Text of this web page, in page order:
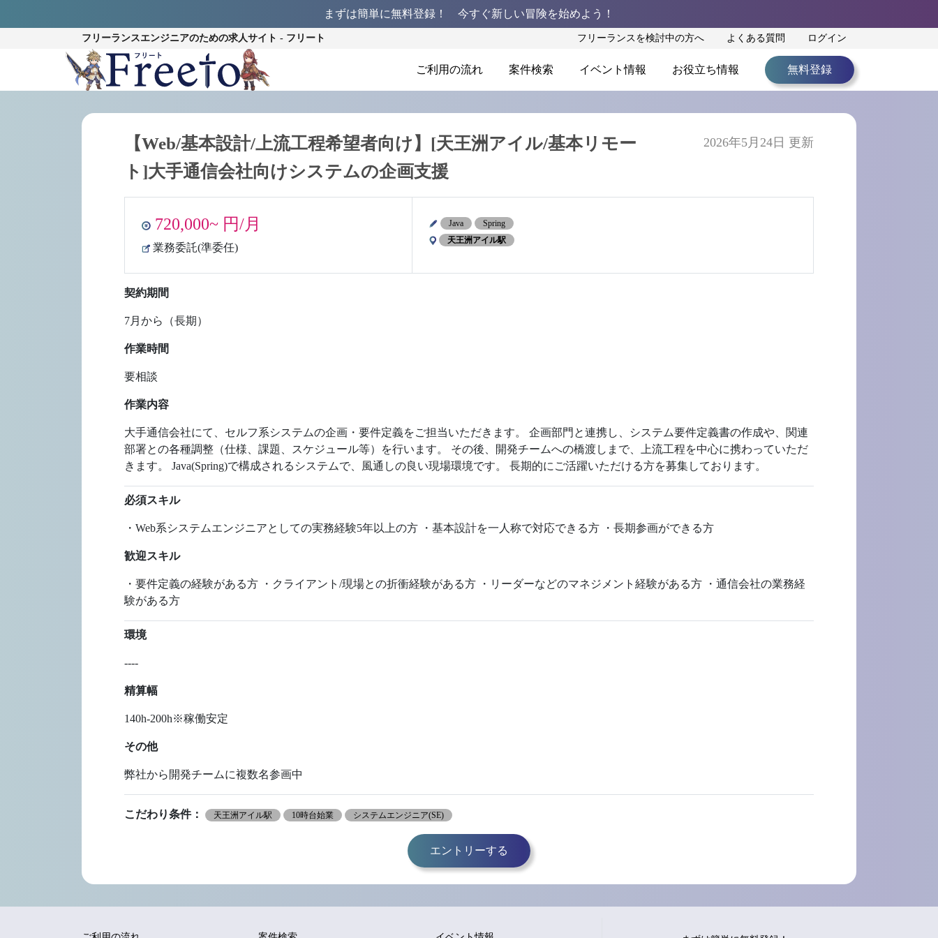
まずは簡単に無料登録！ 今すぐ新しい冒険を始めよう！
フリーランスエンジニアのための求人サイト - フリート フリーランスを検討中の方へ よくある質問 ログイン
ご利用の流れ 案件検索 イベント情報 お役立ち情報 無料登録
【Web/基本設計/上流工程希望者向け】[天王洲アイル/基本リモー
ト]大手通信会社向けシステムの企画支援
2026年5月24日 更新
720,000~ 円/月
業務委託(準委任)
Java
Spring
天王洲アイル駅
契約期間
7月から（長期）
作業時間
要相談
作業内容
大手通信会社にて、セルフ系システムの企画・要件定義をご担当いただきます。 企画部門と連携し、システム要件定義書の作成や、関連
部署との各種調整（仕様、課題、スケジュール等）を行います。 その後、開発チームへの橋渡しまで、上流工程を中心に携わっていただ
きます。 Java(Spring)で構成されるシステムで、風通しの良い現場環境です。 長期的にご活躍いただける方を募集しております。
必須スキル
・Web系システムエンジニアとしての実務経験5年以上の方 ・基本設計を一人称で対応できる方 ・長期参画ができる方
歓迎スキル
・要件定義の経験がある方 ・クライアント/現場との折衝経験がある方 ・リーダーなどのマネジメント経験がある方 ・通信会社の業務経
験がある方
環境
----
精算幅
140h-200h※稼働安定
その他
弊社から開発チームに複数名参画中
こだわり条件： 天王洲アイル駅 10時台始業 システムエンジニア(SE)
エントリーする